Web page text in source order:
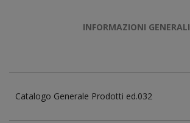
INFORMAZIONI GENERALI
Catalogo Generale Prodotti ed.032